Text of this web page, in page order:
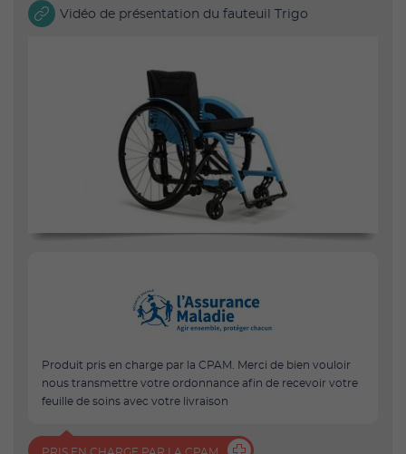
Vidéo de présentation du fauteuil Trigo
Produit pris en charge par la CPAM. Merci de bien vouloir
nous transmettre votre ordonnance afin de recevoir votre
feuille de soins avec votre livraison